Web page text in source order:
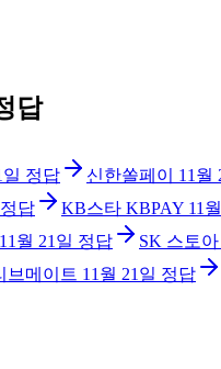
답
정답 신한쏠페이 11월
정답 KB스타 KBPAY 11
11월 21일 정답 SK 스토아
브메이트 11월 21일 정답